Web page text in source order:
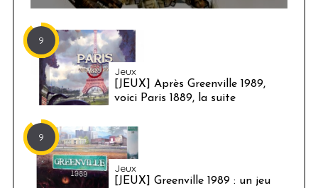
9
Jeux
[JEUX] Après Greenville 1989,
voici Paris 1889, la suite
9
Jeux
[JEUX] Greenville 1989 : un jeu